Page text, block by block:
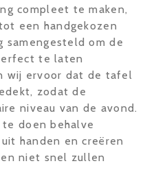
compleet te maken,
een handgekozen
samengesteld om de
te laten
wij ervoor dat de tafel
zodat de
niveau van de avond.
doen behalve
handen en creëren
niet snel zullen